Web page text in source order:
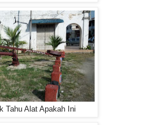
Tahu Alat Apakah Ini